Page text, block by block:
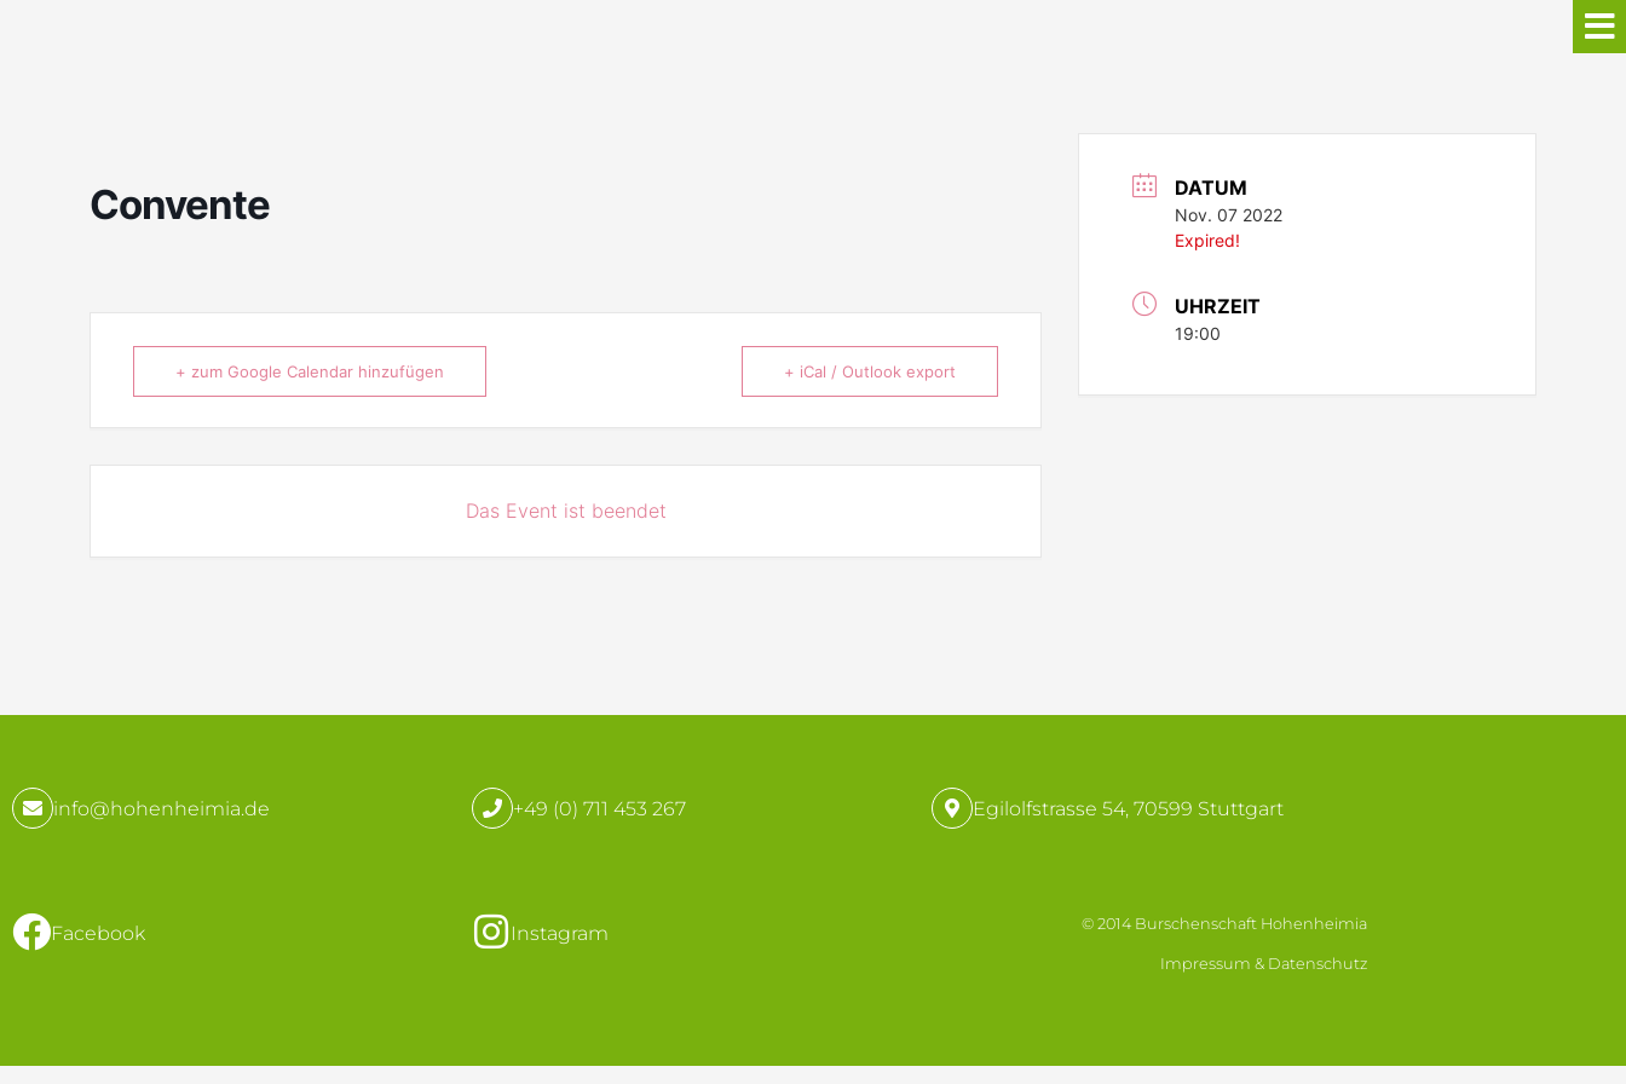
Convente
+ zum Google Calendar hinzufügen + iCal / Outlook export
Das Event ist beendet
DATUM
Nov. 07 2022
Expired!
UHRZEIT
19:00
info@hohenheimia.de +49 (0) 711 453 267 Egilolfstrasse 54, 70599 Stuttgart
Facebook Instagram © 2014 Burschenschaft Hohenheimia
Impressum & Datenschutz